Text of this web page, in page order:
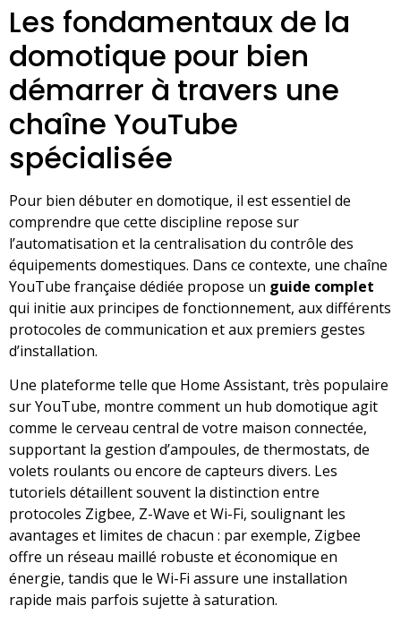
Les fondamentaux de la
domotique pour bien
démarrer à travers une
chaîne YouTube
spécialisée
Pour bien débuter en domotique, il est essentiel de
comprendre que cette discipline repose sur
l’automatisation et la centralisation du contrôle des
équipements domestiques. Dans ce contexte, une chaîne
YouTube française dédiée propose un guide complet
qui initie aux principes de fonctionnement, aux différents
protocoles de communication et aux premiers gestes
d’installation.
Une plateforme telle que Home Assistant, très populaire
sur YouTube, montre comment un hub domotique agit
comme le cerveau central de votre maison connectée,
supportant la gestion d’ampoules, de thermostats, de
volets roulants ou encore de capteurs divers. Les
tutoriels détaillent souvent la distinction entre
protocoles Zigbee, Z-Wave et Wi-Fi, soulignant les
avantages et limites de chacun : par exemple, Zigbee
offre un réseau maillé robuste et économique en
énergie, tandis que le Wi-Fi assure une installation
rapide mais parfois sujette à saturation.